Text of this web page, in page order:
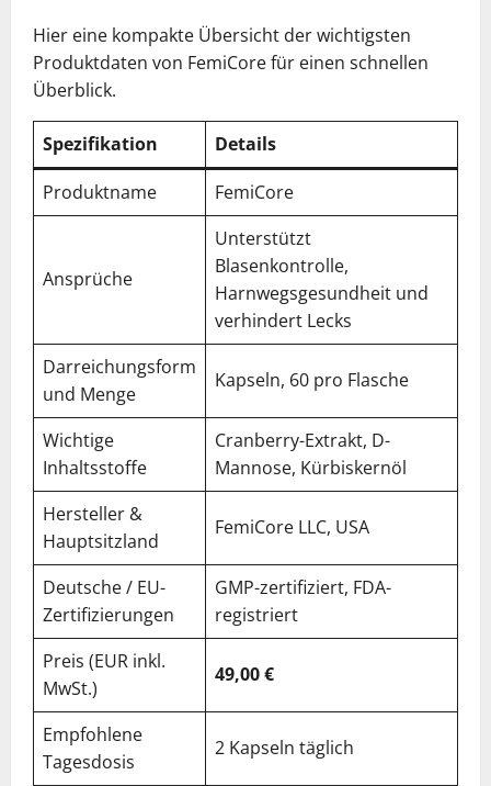
Hier eine kompakte Übersicht der wichtigsten
Produktdaten von FemiCore für einen schnellen
Überblick.
Spezifikation
Details
Produktname
FemiCore
Ansprüche
Unterstützt
Blasenkontrolle,
Harnwegsgesundheit und
verhindert Lecks
Darreichungsform
und Menge
Kapseln, 60 pro Flasche
Wichtige
Inhaltsstoffe
Cranberry-Extrakt, D-
Mannose, Kürbiskernöl
Hersteller &
Hauptsitzland
FemiCore LLC, USA
Deutsche / EU-
Zertifizierungen
GMP-zertifiziert, FDA-
registriert
Preis (EUR inkl.
MwSt.)
49,00 €
Empfohlene
Tagesdosis
2 Kapseln täglich